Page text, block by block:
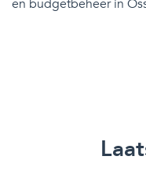
en budgetbeheer in